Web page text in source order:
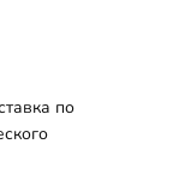
по